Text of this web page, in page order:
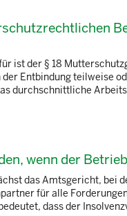
ist der § 18
Entbindung teilweise
durchschnittliche
wenn der
das Amtsgericht, bei
für alle
dass der